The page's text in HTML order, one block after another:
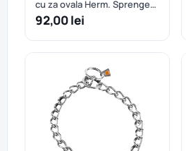
cu za ovala Herm. Sprenger
- 57 cm
92,00 lei